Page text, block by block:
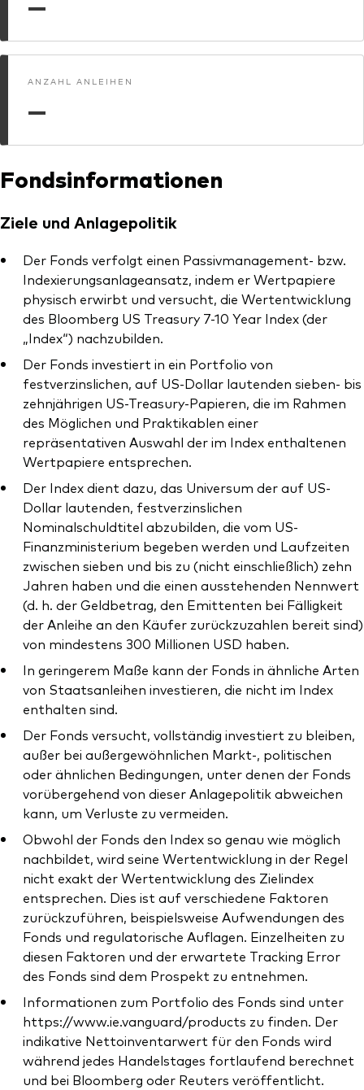
Aktien
ESG
Obligationen
Indexfonds
Investieren mit Vanguard
Investment Stewardship
Rechtliche Dokumente
Index-Exposure-Analyse
Investment Pulse
Ressourcenplattform für Berater
Dienstleistungen
Portfolio-Services
LifePlan-Modellportfolios
Betrugsprävention
ANZAHL ANLEIHEN
—
Fondsinformationen
Ziele und Anlagepolitik
Der Fonds verfolgt einen Passivmanagement- bzw.
Indexierungsanlageansatz, indem er Wertpapiere
physisch erwirbt und versucht, die Wertentwicklung
des Bloomberg US Treasury 7-10 Year Index (der
„Index“) nachzubilden.
Der Fonds investiert in ein Portfolio von
festverzinslichen, auf US-Dollar lautenden sieben- bis
zehnjährigen US-Treasury-Papieren, die im Rahmen
des Möglichen und Praktikablen einer
repräsentativen Auswahl der im Index enthaltenen
Wertpapiere entsprechen.
Der Index dient dazu, das Universum der auf US-
Dollar lautenden, festverzinslichen
Nominalschuldtitel abzubilden, die vom US-
Finanzministerium begeben werden und Laufzeiten
zwischen sieben und bis zu (nicht einschließlich) zehn
Jahren haben und die einen ausstehenden Nennwert
(d. h. der Geldbetrag, den Emittenten bei Fälligkeit
der Anleihe an den Käufer zurückzuzahlen bereit sind)
von mindestens 300 Millionen USD haben.
In geringerem Maße kann der Fonds in ähnliche Arten
von Staatsanleihen investieren, die nicht im Index
enthalten sind.
Der Fonds versucht, vollständig investiert zu bleiben,
außer bei außergewöhnlichen Markt-, politischen
oder ähnlichen Bedingungen, unter denen der Fonds
vorübergehend von dieser Anlagepolitik abweichen
kann, um Verluste zu vermeiden.
Obwohl der Fonds den Index so genau wie möglich
nachbildet, wird seine Wertentwicklung in der Regel
nicht exakt der Wertentwicklung des Zielindex
entsprechen. Dies ist auf verschiedene Faktoren
zurückzuführen, beispielsweise Aufwendungen des
Fonds und regulatorische Auflagen. Einzelheiten zu
diesen Faktoren und der erwartete Tracking Error
des Fonds sind dem Prospekt zu entnehmen.
Informationen zum Portfolio des Fonds sind unter
https://www.ie.vanguard/products zu finden. Der
indikative Nettoinventarwert für den Fonds wird
während jedes Handelstages fortlaufend berechnet
und bei Bloomberg oder Reuters veröffentlicht.